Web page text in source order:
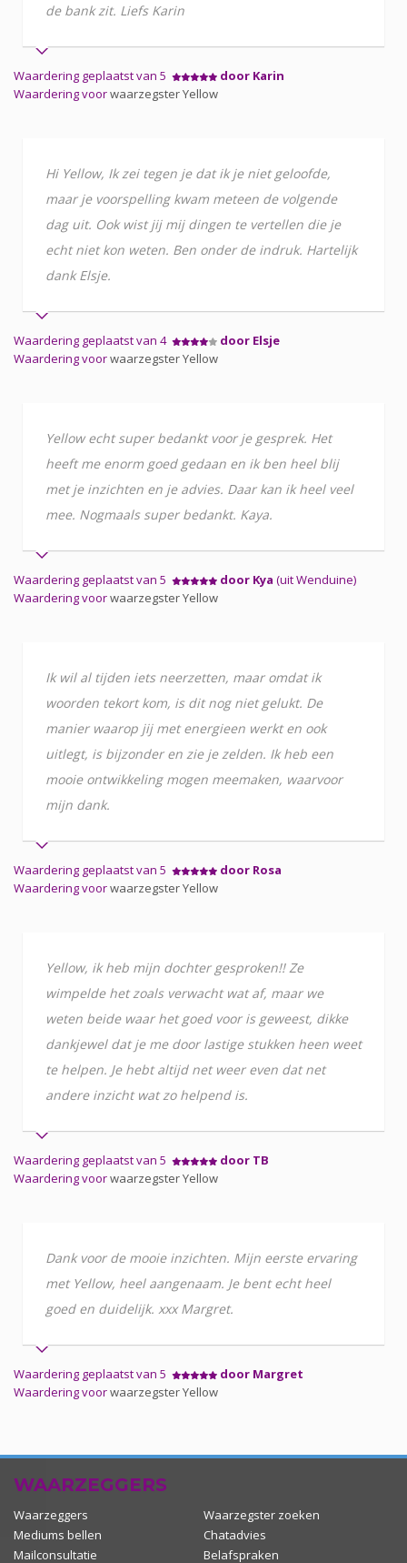
de bank zit. Liefs Karin
Waardering geplaatst van 5
door Karin
Waardering voorwaarzegster Yellow
Hi Yellow, Ik zei tegen je dat ik je niet geloofde,
maar je voorspelling kwam meteen de volgende
dag uit. Ook wist jij mij dingen te vertellen die je
echt niet kon weten. Ben onder de indruk. Hartelijk
dank Elsje.
Waardering geplaatst van 4
door Elsje
Waardering voorwaarzegster Yellow
Yellow echt super bedankt voor je gesprek. Het
heeft me enorm goed gedaan en ik ben heel blij
met je inzichten en je advies. Daar kan ik heel veel
mee. Nogmaals super bedankt. Kaya.
Waardering geplaatst van 5 door Kya (uit Wenduine)
Waardering voorwaarzegster Yellow
Ik wil al tijden iets neerzetten, maar omdat ik
woorden tekort kom, is dit nog niet gelukt. De
manier waarop jij met energieen werkt en ook
uitlegt, is bijzonder en zie je zelden. Ik heb een
mooie ontwikkeling mogen meemaken, waarvoor
mijn dank.
Waardering geplaatst van 5
door Rosa
Waardering voorwaarzegster Yellow
Yellow, ik heb mijn dochter gesproken!! Ze
wimpelde het zoals verwacht wat af, maar we
weten beide waar het goed voor is geweest, dikke
dankjewel dat je me door lastige stukken heen weet
te helpen. Je hebt altijd net weer even dat net
andere inzicht wat zo helpend is.
Waardering geplaatst van 5
door TB
Waardering voorwaarzegster Yellow
Dank voor de mooie inzichten. Mijn eerste ervaring
met Yellow, heel aangenaam. Je bent echt heel
goed en duidelijk. xxx Margret.
Waardering geplaatst van 5
door Margret
Waardering voorwaarzegster Yellow
WAARZEGGERS
Waarzeggers
Waarzegster zoeken
Mediums bellen
Chatadvies
Mailconsultatie
Belafspraken